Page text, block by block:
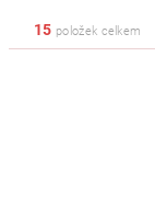
15 položek celkem